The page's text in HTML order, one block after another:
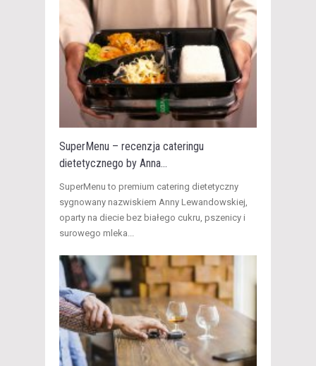
SuperMenu – recenzja cateringu
dietetycznego by Anna...
​SuperMenu to premium catering dietetyczny
sygnowany nazwiskiem Anny Lewandowskiej,
oparty na diecie bez białego cukru, pszenicy i
surowego mleka...